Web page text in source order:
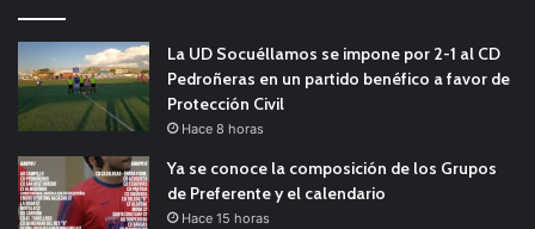
La UD Socuéllamos se impone por 2-1 al CD
Pedroñeras en un partido benéfico a favor de
Protección Civil
Hace 8 horas
Ya se conoce la composición de los Grupos
de Preferente y el calendario
Hace 15 horas